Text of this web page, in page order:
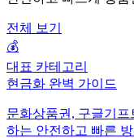
전체 보기
💰
대표 카테고리
현금화 완벽 가이드
문화상품권, 구글기
하는 안전하고 빠른